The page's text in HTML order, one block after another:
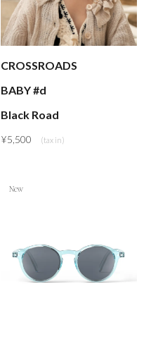
CROSSROADS
BABY #d
Black Road
¥5,500